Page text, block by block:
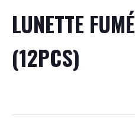
LUNETTE
(12PCS)